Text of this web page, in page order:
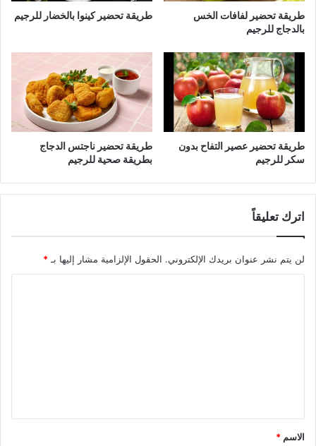
طريقة تحضير لفافات الخس
بالدجاج للرجيم
طريقة تحضير كينوا بالخضار للرجيم
طريقة تحضير عصير التفاح بدون
سكر للرجيم
طريقة تحضير ناجتس الدجاج
بطريقة صحية للرجيم
اترك تعليقاً
لن يتم نشر عنوان بريدك الإلكتروني. الحقول الإلزامية مشار إليها بـ *
*
الاسم *